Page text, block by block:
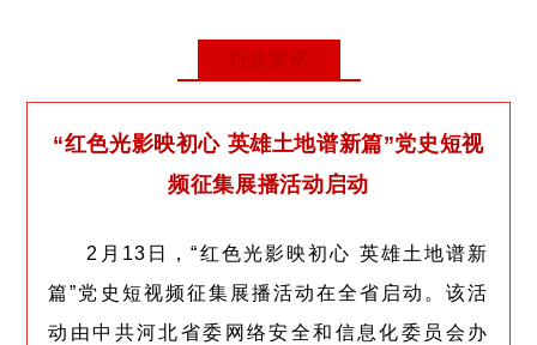
“红色光影映初心 英雄土地谱新篇”党史短视
频征集展播活动启动
2月13日，“红色光影映初心 英雄土地谱新
篇”党史短视频征集展播活动在全省启动。该活
动由中共河北省委网络安全和信息化委员会办